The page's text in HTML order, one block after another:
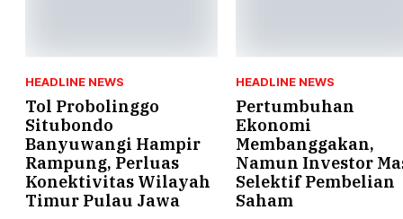
HEADLINE NEWS
Tol Probolinggo
Situbondo
Banyuwangi Hampir
Rampung, Perluas
Konektivitas Wilayah
Timur Pulau Jawa
HEADLINE NEWS
Pertumbuhan
Ekonomi
Membanggakan,
Namun Investor
Selektif Pembelian
Saham